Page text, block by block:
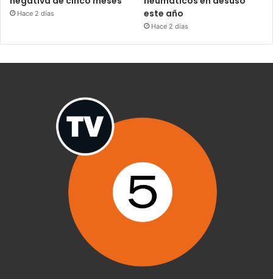
Hace 2 días
este año
Hace 2 días